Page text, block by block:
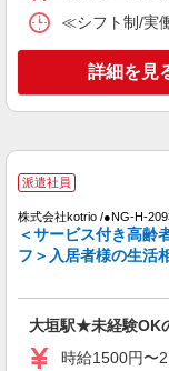
ど
通
キープ
株式会社kotrio /●NG-
レ
支
≪シフト制/実
詳細を見
派遣社員
株式会社kotrio /●NG-H-
＜サービス付き高齢
フ＞入居者様の生活
大垣駅★未経験OK
時給1500円〜